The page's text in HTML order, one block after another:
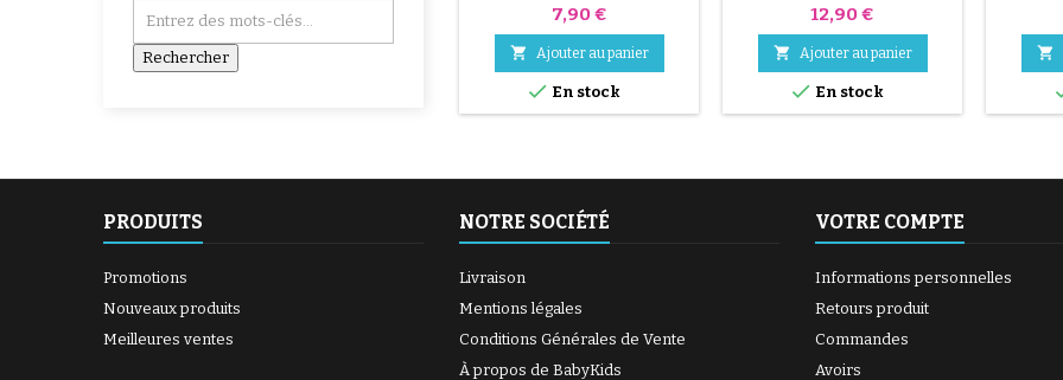
(27 avis)
(7 avis)
Prix
7,90 €
 Ajouter au panier
 En stock
Prix
12,90 €
 Ajouter au panier
 En stock

PRODUITS
Promotions
Nouveaux produits
Meilleures ventes
NOTRE SOCIÉTÉ
Livraison
Mentions légales
Conditions Générales de Vente
À propos de BabyKids
VOTRE COMPTE
Informations personnelles
Retours produit
Commandes
Avoirs